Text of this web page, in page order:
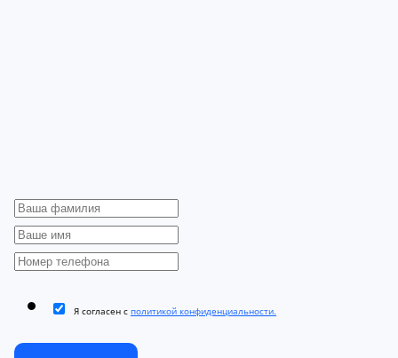
Я согласен с политикой конфиденциальности.